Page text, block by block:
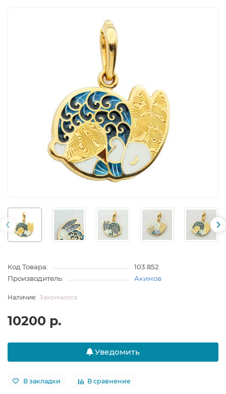
Код Товара:
103.852
Производитель:
Акимов
Закончился
10200 р.
Уведомить
В закладки В сравнение